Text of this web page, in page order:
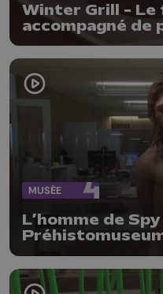
Winter Grill -
accompagné de
chicons
MUSÉE
L’homme de